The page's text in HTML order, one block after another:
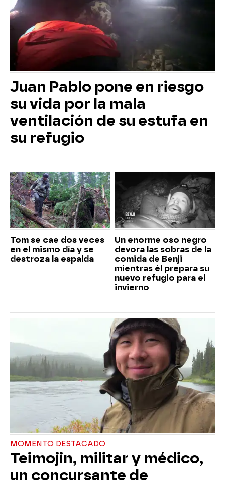
Juan Pablo pone en riesgo
su vida por la mala
ventilación de su estufa en
su refugio
Tom se cae dos veces
en el mismo día y se
destroza la espalda
Un enorme oso negro
devora las sobras de la
comida de Benji
mientras él prepara su
nuevo refugio para el
invierno
MOMENTO DESTACADO
Teimojin, militar y médico,
un concursante de